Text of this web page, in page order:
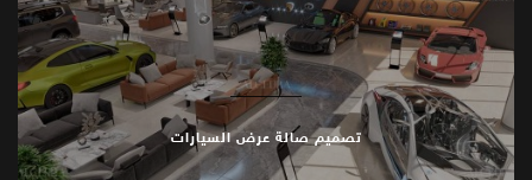
لدينا والمعروفة بجمالها وجودتها العالية طويلة الأمد،
لتناسب تماماً مع فخامة السيارات المعروضة.
تشمل خدماتنا عروضاً ومحاكاة معمارية ثلاثية الأبعاد واضحة
وعالية الجودة، مما يتيح للعملاء استكشاف التصميم
تصميم صالة عرض السيارات